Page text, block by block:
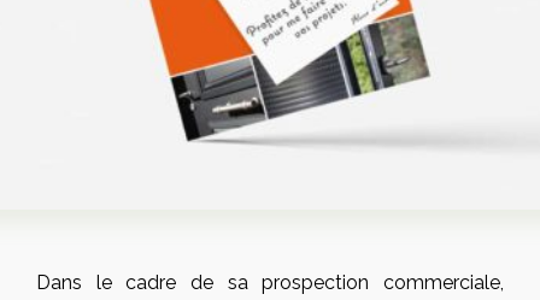
Dans le cadre de sa prospection commerciale,